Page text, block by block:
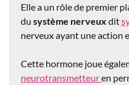
Elle a un rôle de premier
du système nerveux dit
nerveux ayant une action
Cette hormone joue
neurotransmetteuren